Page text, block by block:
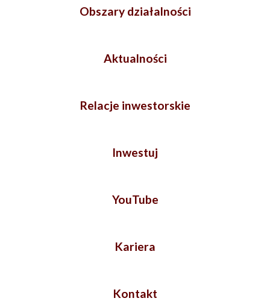
Obszary działalności
Aktualności
Relacje inwestorskie
Inwestuj
YouTube
Kariera
Kontakt